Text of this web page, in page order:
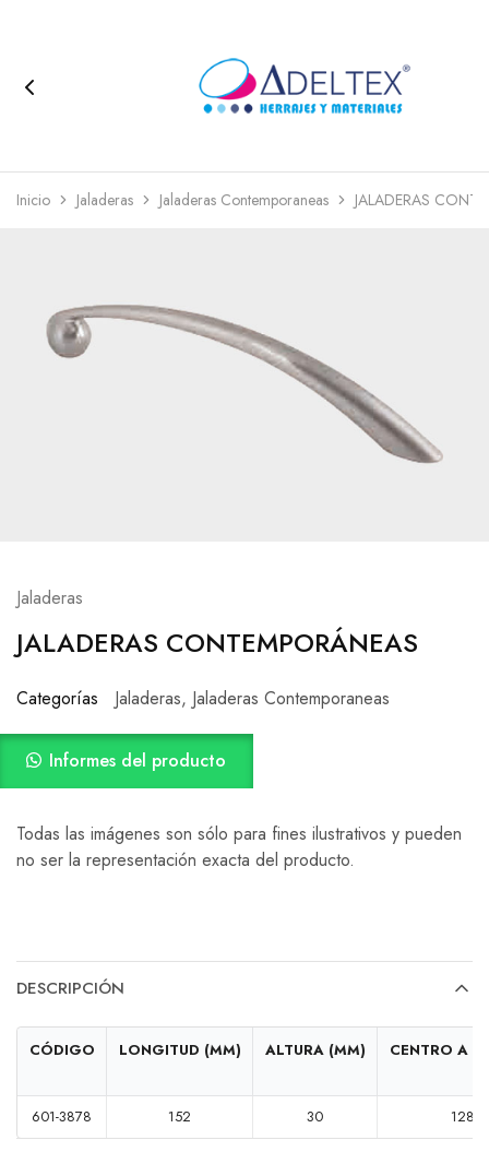
Inicio Jaladeras Jaladeras Contemporaneas JALADERAS
Jaladeras
JALADERAS CONTEMPORÁNEAS
Categorías Jaladeras, Jaladeras Contemporaneas
Informes del producto
Todas las imágenes son sólo para fines ilustrativos y pueden
no ser la representación exacta del producto.
DESCRIPCIÓN
CÓDIGO LONGITUD (MM) ALTURA (MM) CENTRO A
601-3878 152 30 128